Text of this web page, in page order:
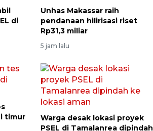
di
Unhas Makassar raih
pendanaan hilirisasi riset
Rp31,3 miliar
5 jam lalu
timur
Warga desak lokasi proyek
PSEL di Tamalanrea dipindah